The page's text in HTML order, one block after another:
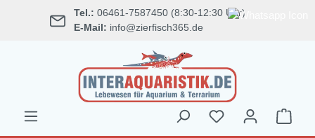
springen Tel.: 06461-7587450 (8:30-12:30 Uhr)
E-Mail: info@zierfisch365.de